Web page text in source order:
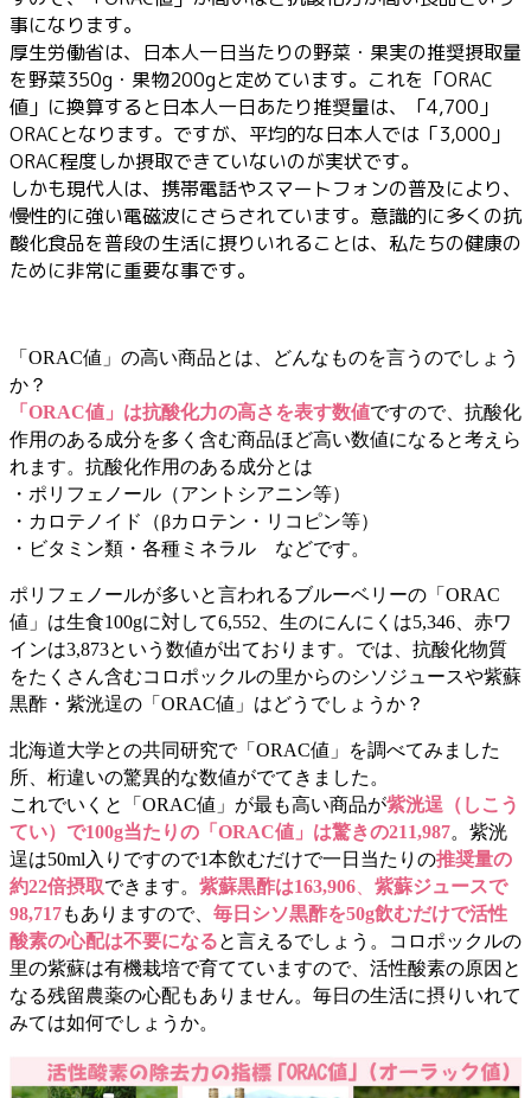
事になります。
厚生労働省は、日本人一日当たりの野菜・果実の推奨摂取量
を野菜350g・果物200gと定めています。これを「ORAC
値」に換算すると日本人一日あたり推奨量は、「4,700」
ORACとなります。ですが、平均的な日本人では「3,000」
ORAC程度しか摂取できていないのが実状です。
しかも現代人は、携帯電話やスマートフォンの普及により、
慢性的に強い電磁波にさらされています。意識的に多くの抗
酸化食品を普段の生活に摂りいれることは、私たちの健康の
ために非常に重要な事です。
「ORAC値」の高い商品とは、どんなものを言うのでしょう
か？
「ORAC値」は抗酸化力の高さを表す数値ですので、抗酸化
作用のある成分を多く含む商品ほど高い数値になると考えら
れます。抗酸化作用のある成分とは
・ポリフェノール（アントシアニン等）
・カロテノイド（βカロテン・リコピン等）
・ビタミン類・各種ミネラル などです。
ポリフェノールが多いと言われるブルーベリーの「ORAC
値」は生食100gに対して6,552、生のにんにくは5,346、赤ワ
インは3,873という数値が出ております。では、抗酸化物質
をたくさん含むコロポックルの里からのシソジュースや紫蘇
黒酢・紫洸逞の「ORAC値」はどうでしょうか？
北海道大学との共同研究で「ORAC値」を調べてみました
所、桁違いの驚異的な数値がでてきました。
これでいくと「ORAC値」が最も高い商品が紫洸逞（しこう
てい）で100g当たりの「ORAC値」は驚きの211,987。紫洸
逞は50ml入りですので1本飲むだけで一日当たりの推奨量の
約22倍摂取できます。 紫蘇黒酢は163,906
紫蘇ジュースで
98,717もありますので、 毎日シソ黒酢を50g飲むだけで活性
酸素の心配は不要になると言えるでしょう。コロポックルの
里の紫蘇は有機栽培で育てていますので、活性酸素の原因と
なる残留農薬の心配もありません。毎日の生活に摂りいれて
みては如何でしょうか。